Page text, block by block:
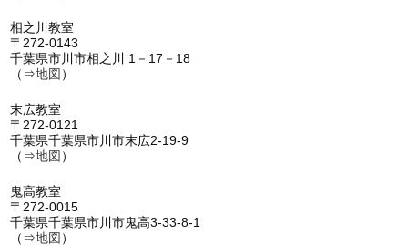
相之川教室
〒272-0143
千葉県市川市相之川 1－17－18
（⇒地図 ）
末広教室
〒272-0121
千葉県千葉県市川市末広2-19-9
（⇒地図 ）
鬼高教室
〒272-0015
千葉県千葉県市川市鬼高3-33-8-1
（⇒地図 ）